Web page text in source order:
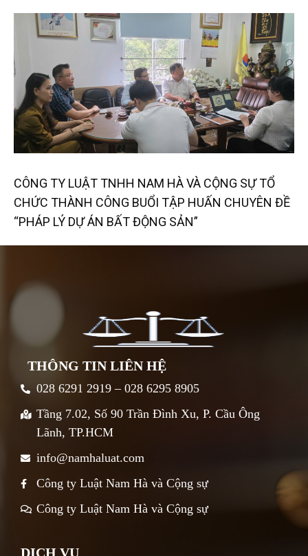
CÔNG TY LUẬT TNHH NAM HÀ VÀ CỘNG SỰ TỔ
CHỨC THÀNH CÔNG BUỔI TẬP HUẤN CHUYÊN ĐỀ
“PHÁP LÝ DỰ ÁN BẤT ĐỘNG SẢN”
THÔNG TIN LIÊN HỆ
028 6291 2919 – 028 6295 8905
Tầng 7.02, Số 90 Trần Đình Xu, P. Cầu Ông
Lãnh, TP.HCM
info@namhaluat.com
Công ty Luật Nam Hà và Cộng sự
Công ty Luật Nam Hà và Cộng sự
DỊCH VỤ